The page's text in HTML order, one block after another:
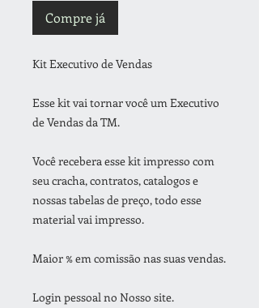
Compre já
Kit Executivo de Vendas
Esse kit vai tornar você um Executivo
de Vendas da TM.
Você recebera esse kit impresso com
seu cracha, contratos, catalogos e
nossas tabelas de preço, todo esse
material vai impresso.
Maior % em comissão nas suas vendas.
Login pessoal no Nosso site.